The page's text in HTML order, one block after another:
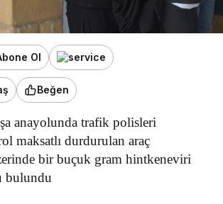
Ol
Beğen
anayolunda trafik polisleri
maksatlı durdurulan araç
bir buçuk gram hintkeneviri
bulundu